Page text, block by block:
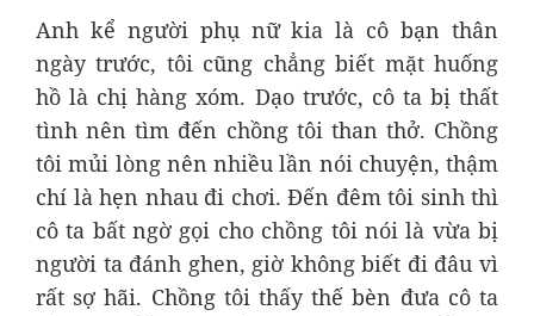
Anh kể người phụ nữ kia là cô bạn thân
ngày trước, tôi cũng chẳng biết mặt huống
hồ là chị hàng xóm. Dạo trước, cô ta bị thất
tình nên tìm đến chồng tôi than thở. Chồng
tôi mủi lòng nên nhiều lần nói chuyện, thậm
chí là hẹn nhau đi chơi. Đến đêm tôi sinh thì
cô ta bất ngờ gọi cho chồng tôi nói là vừa bị
người ta đánh ghen, giờ không biết đi đâu vì
rất sợ hãi. Chồng tôi thấy thế bèn đưa cô ta